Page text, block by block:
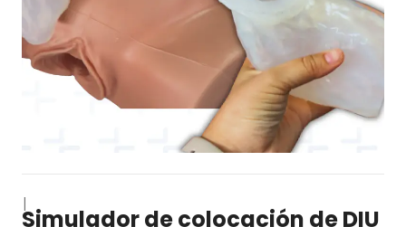
|
Simulador de colocación de DIU